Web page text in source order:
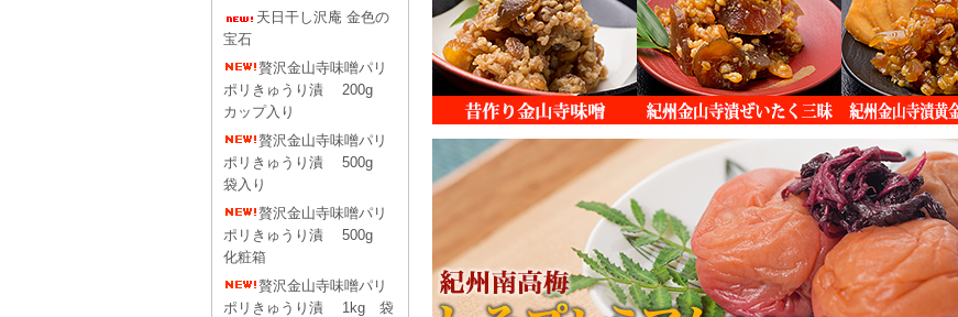
天日干し沢庵 金色の
宝石
贅沢金山寺味噌パリ
ポリきゅうり漬 200g
カップ入り
贅沢金山寺味噌パリ
ポリきゅうり漬 500g
袋入り
贅沢金山寺味噌パリ
ポリきゅうり漬 500g
化粧箱
贅沢金山寺味噌パリ
ポリきゅうり漬 1kg 袋